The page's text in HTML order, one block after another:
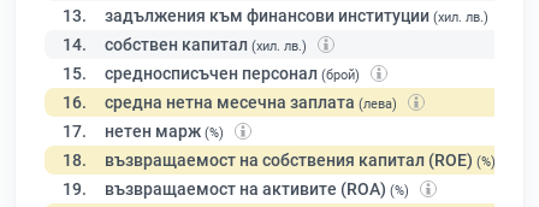
13. задължения към финансови институции (хил. лв.)
14. собствен капитал (хил. лв.)
15. средносписъчен персонал (брой)
16. средна нетна месечна заплата (лева)
17. нетен марж (%)
18. възвращаемост на собствения капитал (ROE) (%)
19. възвращаемост на активите (ROA) (%)